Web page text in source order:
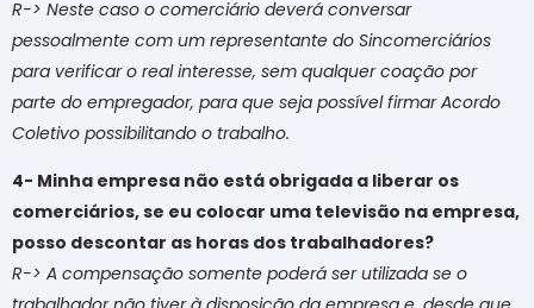
R-> Neste caso o comerciário deverá conversar
pessoalmente com um representante do Sincomerciários
para verificar o real interesse, sem qualquer coação por
parte do empregador, para que seja possível firmar Acordo
Coletivo possibilitando o trabalho.
4- Minha empresa não está obrigada a liberar os
comerciários, se eu colocar uma televisão na empresa,
posso descontar as horas dos trabalhadores?
R-> A compensação somente poderá ser utilizada se o